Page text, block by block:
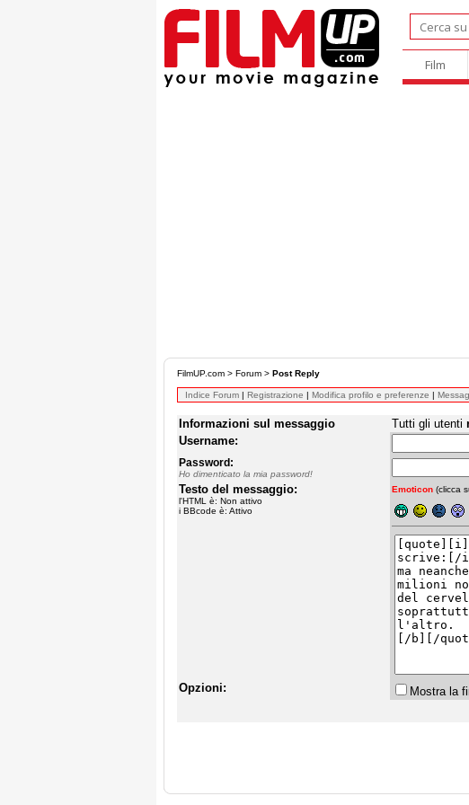
Film
FilmUP.com > Forum > Post Reply
Indice Forum | Registrazione | Modifica profilo e preferenze |
Informazioni sul messaggio Tutti gli utenti
Username:
Password:
Ho dimenticato la mia password!
Testo del messaggio:
l'HTML è: Non attivo
i BBcode è: Attivo
Emoticon (clicca
Opzioni: Mostra la